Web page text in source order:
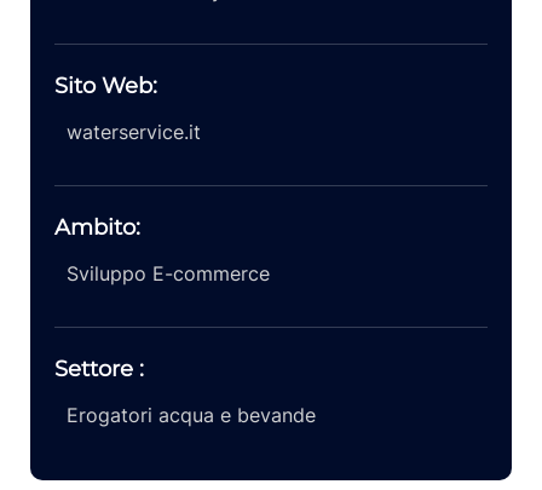
Sito Web:
waterservice.it
Ambito:
Sviluppo E-commerce
Settore :
Erogatori acqua e bevande